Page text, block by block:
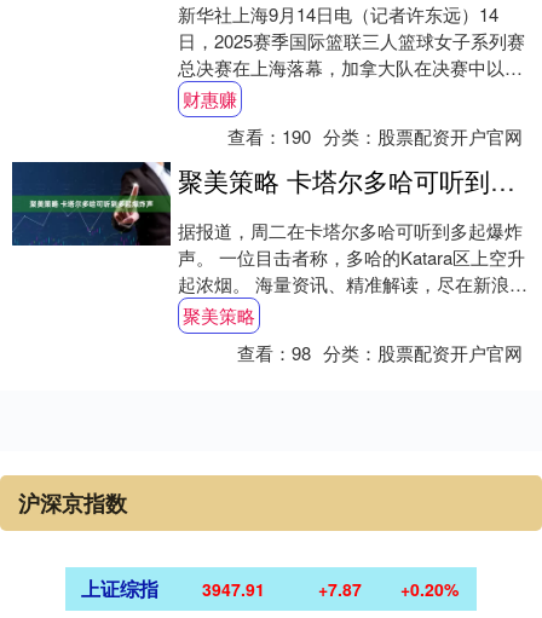
新华社上海9月14日电（记者许东远）14
日，2025赛季国际篮联三人篮球女子系列赛
总决赛在上海落幕，加拿大队在决赛中以
21:12击败阿塞拜疆队，夺得年度总冠
军，....
财惠赚
查看： 190 分类： 股票配资开户官网
聚美策略 卡塔尔多哈可听到多起爆炸声
据报道，周二在卡塔尔多哈可听到多起爆炸
声。 一位目击者称，多哈的Katara区上空升
起浓烟。 海量资讯、精准解读，尽在新浪财
经APP 责任编辑：黄康....
聚美策略
查看：98 分类： 股票配资开户官网
沪深京指数
上证综指 3947.91 +7.87 +0.20%